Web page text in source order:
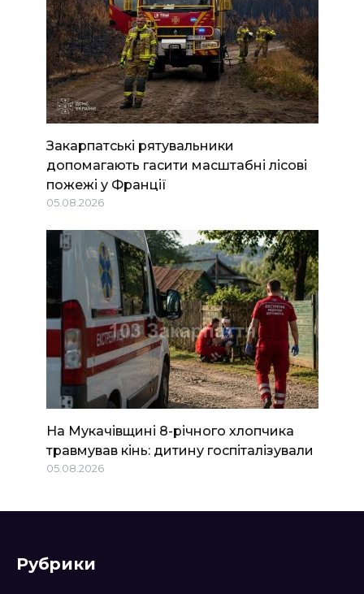
Закарпатські рятувальники
допомагають гасити масштабні лісові
пожежі у Франції
05.08.2026
На Мукачівщині 8-річного хлопчика
травмував кінь: дитину госпіталізували
05.08.2026
Рубрики